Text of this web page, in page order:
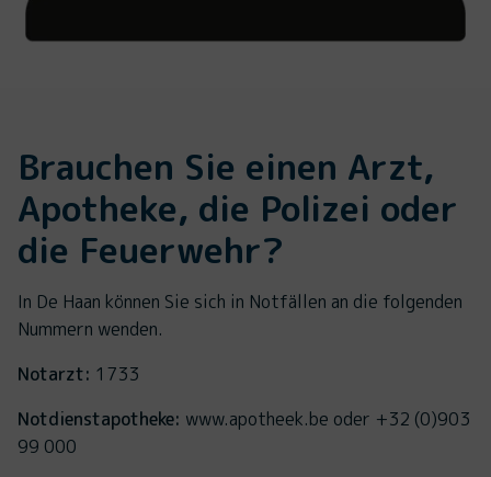
Brauchen Sie einen Arzt,
Apotheke, die Polizei oder
die Feuerwehr?
In De Haan können Sie sich in Notfällen an die folgenden
Nummern wenden.
Notarzt: 1733
Notdienstapotheke: www.apotheek.be oder +32 (0)903
99 000